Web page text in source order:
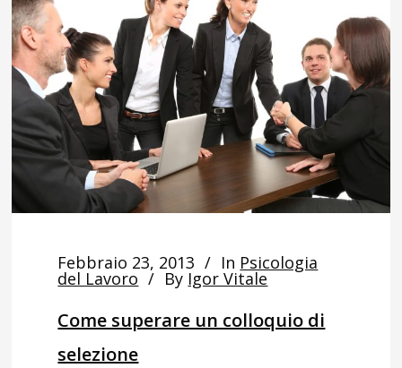
Febbraio 23, 2013 In Psicologia
del Lavoro By Igor Vitale
Come superare un colloquio di
selezione